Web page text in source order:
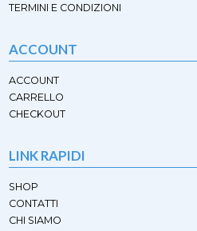
TERMINI E CONDIZIONI
ACCOUNT
ACCOUNT
CARRELLO
CHECKOUT
LINK RAPIDI
SHOP
CONTATTI
CHI SIAMO